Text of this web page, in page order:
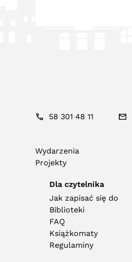
58 301 48 11
Wydarzenia
Projekty
Dla czytelnika
Jak zapisać się do
Biblioteki
FAQ
Książkomaty
Regulaminy